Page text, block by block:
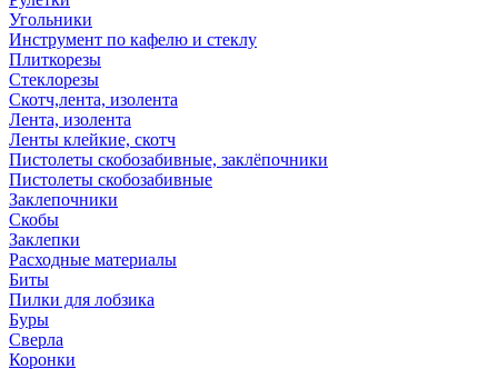
Угольники
Инструмент по кафелю и стеклу
Плиткорезы
Стеклорезы
Скотч,лента, изолента
Лента, изолента
Ленты клейкие, скотч
Пистолеты скобозабивные, заклёпочники
Пистолеты скобозабивные
Заклепочники
Скобы
Заклепки
Расходные материалы
Биты
Пилки для лобзика
Буры
Сверла
Коронки